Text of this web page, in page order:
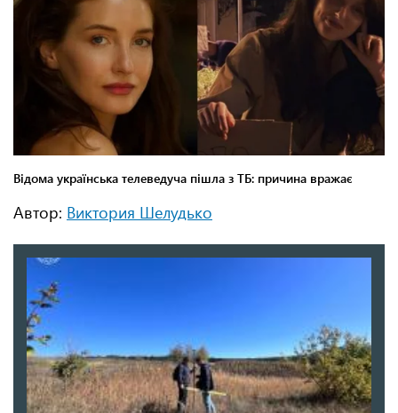
Автор: Виктория Шелудько